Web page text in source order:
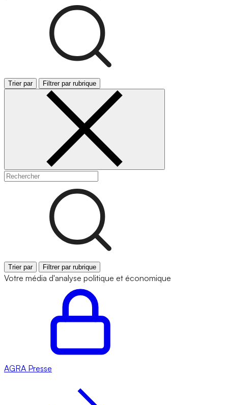
Trier par Filtrer par rubrique
Trier par Filtrer par rubrique
Votre média d'analyse politique et économique
AGRA Presse